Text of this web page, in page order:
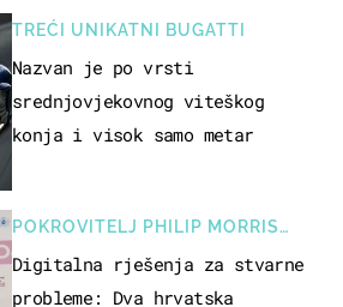
TREĆI UNIKATNI BUGATTI
Nazvan je po vrsti
srednjovjekovnog viteškog
konja i visok samo metar
POKROVITELJ PHILIP MORRIS
ZAGREB
Digitalna rješenja za stvarne
probleme: Dva hrvatska